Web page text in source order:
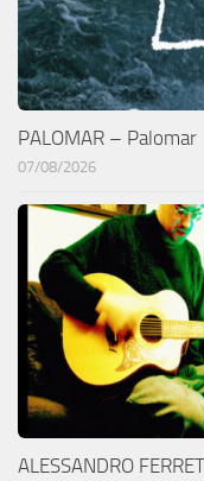
PALOMAR – Palomar
07/08/2026
ALESSANDRO